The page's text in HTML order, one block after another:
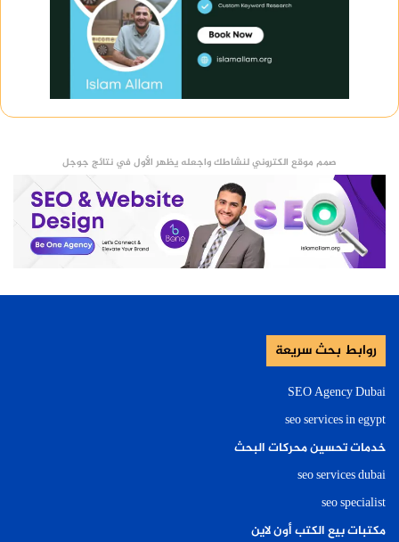
صمم موقع الكتروني لنشاطك واجعله يظهر الأول في نتائج جوجل
روابط بحث سريعة
SEO Agency Dubai
seo services in egypt
خدمات تحسين محركات البحث
seo services dubai
seo specialist
مكتبات بيع الكتب أون لاين